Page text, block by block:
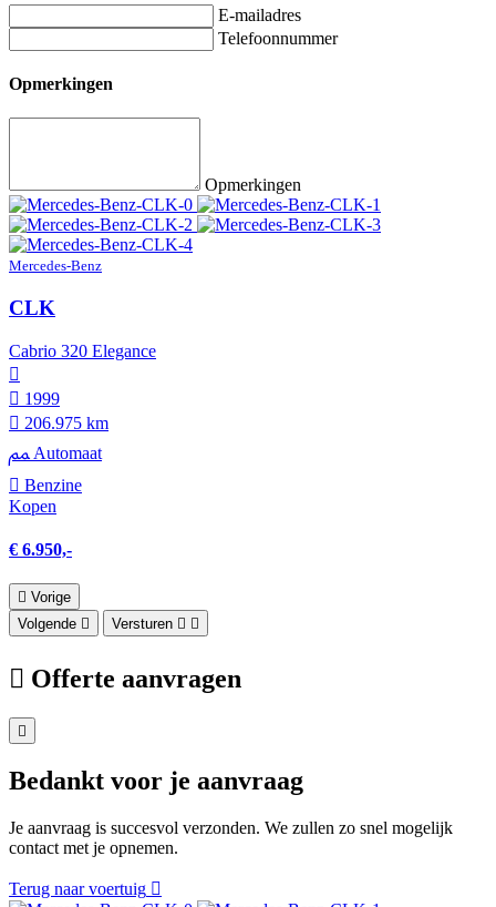
E-mailadres
Telefoonnummer
Opmerkingen
Opmerkingen
Mercedes-Benz
CLK
Cabrio 320 Elegance
1999
206.975 km
Automaat
Benzine
Kopen
€ 6.950,-
Vorige
Volgende
Versturen
Offerte aanvragen
Bedankt voor je aanvraag
Je aanvraag is succesvol verzonden. We zullen zo snel mogelijk
contact met je opnemen.
Terug naar voertuig